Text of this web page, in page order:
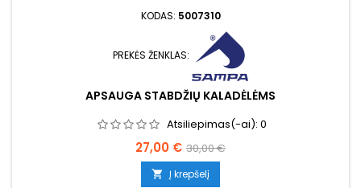
KODAS: 5007310
PREKĖS ŽENKLAS:
APSAUGA STABDŽIŲ KALADĖLĖMS
Atsiliepimas(-ai): 0
Kaina
27,00 € Bazinė
kaina
30,00 €
 Į krepšelį